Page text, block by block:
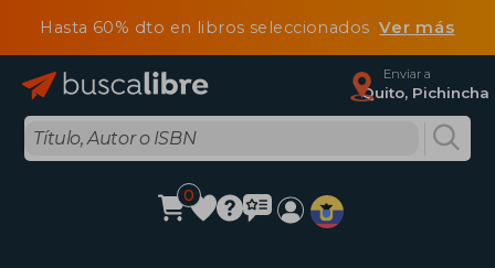
Hasta 60% dto en libros seleccionadosVer más
Enviar a
Quito, Pichincha
0